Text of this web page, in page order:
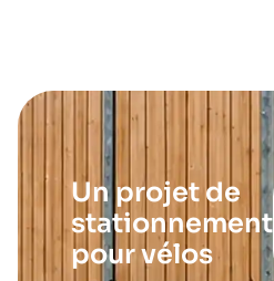
Un projet de
stationnement
pour vélos